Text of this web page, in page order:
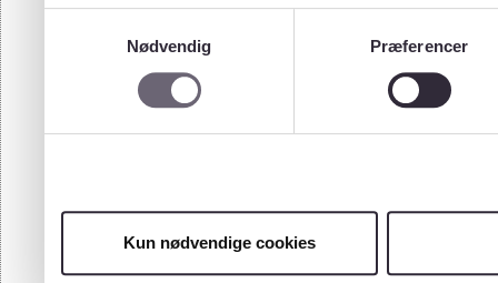
Nødvendig
Præferencer
Kun nødvendige cookies
97
100